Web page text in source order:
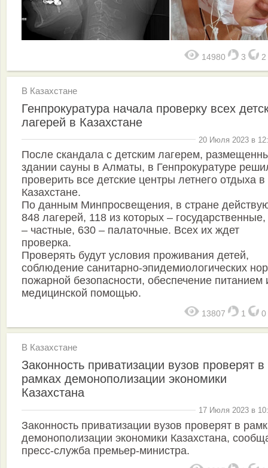
14980 3 2
В Казахстане
Генпрокуратура начала проверку всех
лагерей в Казахстане
20 Июля 2023 в
После скандала с детским лагерем,
здании сауны в Алматы, в Генпрокуратуре
проверить все детские центры летнего отдыха в
Казахстане.
По данным Минпросвещения, в стране
848 лагерей, 118 из которых –
– частные, 630 – палаточные. Всех их ждет
проверка.
Проверять будут условия проживания детей,
соблюдение санитарно-эпидемиологических
пожарной безопасности, обеспечение питанием
медицинской помощью.
13807 1 0
В Казахстане
Законность приватизации вузов проверят в
рамках демонополизации экономики
Казахстана
17 Июля 2023 в
Законность приватизации вузов проверят в
демонополизации экономики Казахстана,
пресс-служба премьер-министра.